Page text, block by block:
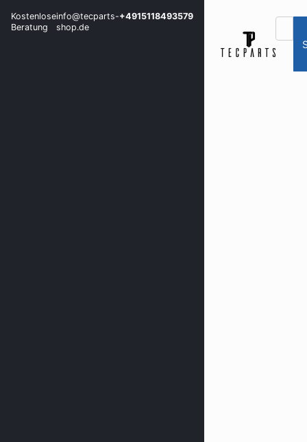
Kostenlose
Beratung
info@tecparts-
shop.de
+4915118493579